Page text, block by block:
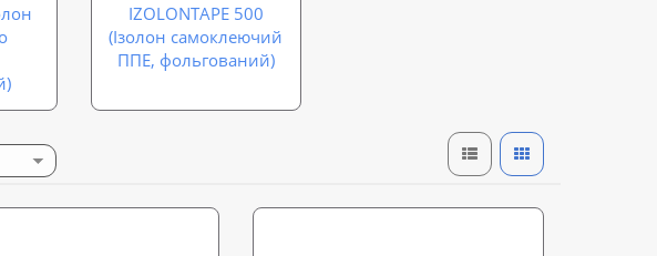
IZOLONTAPE 500
(Ізолон самоклеючий
ППЕ, фольгований)